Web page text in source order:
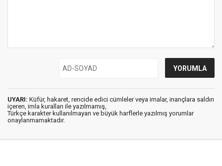
UYARI: Küfür, hakaret, rencide edici cümleler veya imalar, inançlara saldırı
içeren, imla kuralları ile yazılmamış,
Türkçe karakter kullanılmayan ve büyük harflerle yazılmış yorumlar
onaylanmamaktadır.